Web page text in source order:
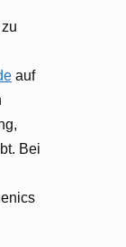
auf
Bei